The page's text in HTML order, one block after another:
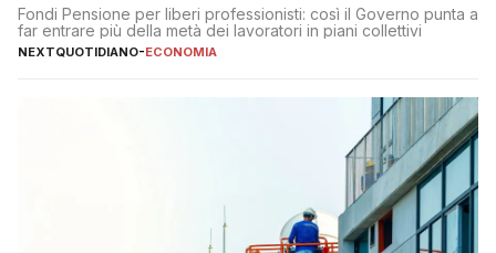
Fondi Pensione per liberi professionisti: così il Governo punta a
far entrare più della metà dei lavoratori in piani collettivi
NEXTQUOTIDIANO-ECONOMIA